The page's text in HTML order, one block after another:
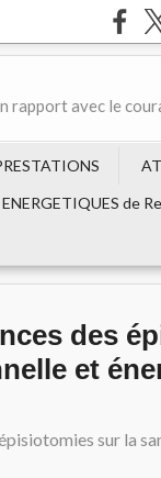
avec le
de
des
et